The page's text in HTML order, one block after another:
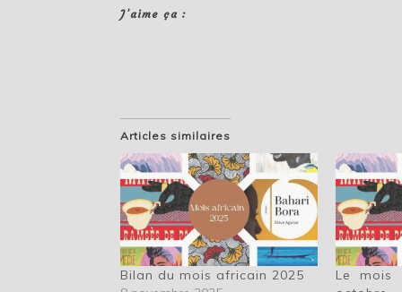
J’aime ça :
Articles similaires
Bilan du mois africain 2025
Le mois